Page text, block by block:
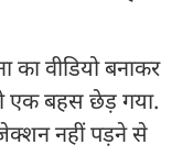
वीडियो बनाकर
एक बहस छेड़ गया.
नहीं पड़ने से